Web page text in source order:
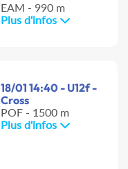
EAM - 990 m
Plus d'infos
18/01 14:40 - U12f -
Cross
POF - 1500 m
Plus d'infos